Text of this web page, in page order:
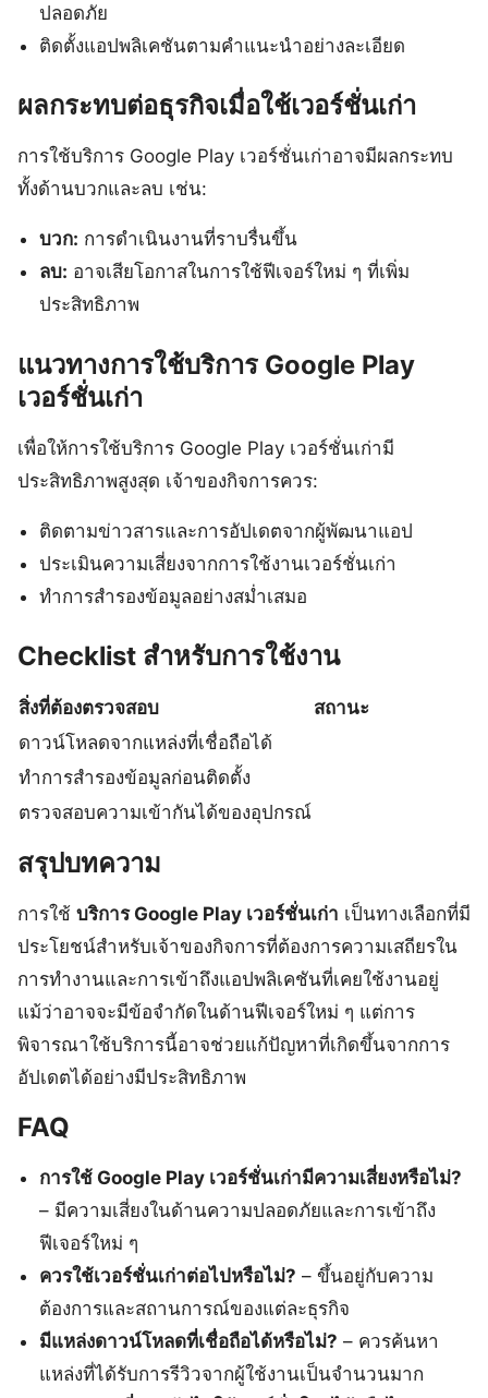
ปลอดภัย
ติดตั้งแอปพลิเคชันตามคำแนะนำอย่างละเอียด
ผลกระทบต่อธุรกิจเมื่อใช้เวอร์ชั่นเก่า
การใช้บริการ Google Play เวอร์ชั่นเก่าอาจมีผลกระทบ
ทั้งด้านบวกและลบ เช่น:
บวก: การดำเนินงานที่ราบรื่นขึ้น
ลบ: อาจเสียโอกาสในการใช้ฟีเจอร์ใหม่ ๆ ที่เพิ่ม
ประสิทธิภาพ
แนวทางการใช้บริการ Google Play
เวอร์ชั่นเก่า
เพื่อให้การใช้บริการ Google Play เวอร์ชั่นเก่ามี
ประสิทธิภาพสูงสุด เจ้าของกิจการควร:
ติดตามข่าวสารและการอัปเดตจากผู้พัฒนาแอป
ประเมินความเสี่ยงจากการใช้งานเวอร์ชั่นเก่า
ทำการสำรองข้อมูลอย่างสม่ำเสมอ
Checklist สำหรับการใช้งาน
สิ่งที่ต้องตรวจสอบ
สถานะ
ดาวน์โหลดจากแหล่งที่เชื่อถือได้
ทำการสำรองข้อมูลก่อนติดตั้ง
ตรวจสอบความเข้ากันได้ของอุปกรณ์
สรุปบทความ
การใช้ บริการ Google Play เวอร์ชั่นเก่า เป็นทางเลือกที่มี
ประโยชน์สำหรับเจ้าของกิจการที่ต้องการความเสถียรใน
การทำงานและการเข้าถึงแอปพลิเคชันที่เคยใช้งานอยู่
แม้ว่าอาจจะมีข้อจำกัดในด้านฟีเจอร์ใหม่ ๆ แต่การ
พิจารณาใช้บริการนี้อาจช่วยแก้ปัญหาที่เกิดขึ้นจากการ
อัปเดตได้อย่างมีประสิทธิภาพ
FAQ
การใช้ Google Play เวอร์ชั่นเก่ามีความเสี่ยงหรือไม่?
– มีความเสี่ยงในด้านความปลอดภัยและการเข้าถึง
ฟีเจอร์ใหม่ ๆ
ควรใช้เวอร์ชั่นเก่าต่อไปหรือไม่? – ขึ้นอยู่กับความ
ต้องการและสถานการณ์ของแต่ละธุรกิจ
มีแหล่งดาวน์โหลดที่เชื่อถือได้หรือไม่? – ควรค้นหา
แหล่งที่ได้รับการรีวิวจากผู้ใช้งานเป็นจำนวนมาก